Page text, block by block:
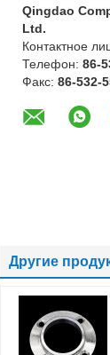
Qingdao
Ltd.
Контактное
Телефон: 86-
Факс: 86-532-
Другие